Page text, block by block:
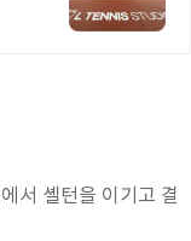
서 셸턴을 이기고 결